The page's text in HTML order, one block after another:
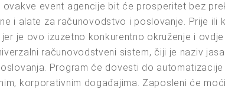
event agencije bit će prosperitet bez
i alate za računovodstvo i poslovanje. Prije ili
je ovo izuzetno konkurentno okruženje i
računovodstveni sistem, čiji je naziv
Program će dovesti do
korporativnim događajima. Zaposleni će